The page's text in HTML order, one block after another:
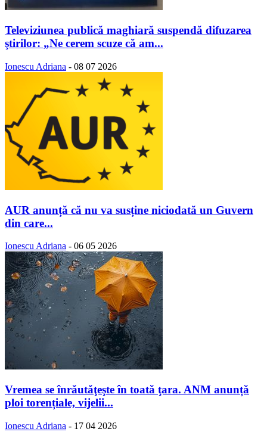
Televiziunea publică maghiară suspendă difuzarea
ştirilor: „Ne cerem scuze că am...
Ionescu Adriana - 08 07 2026
AUR anunță că nu va susține niciodată un Guvern
din care...
Ionescu Adriana - 06 05 2026
Vremea se înrăutăţeşte în toată ţara. ANM anunță
ploi torențiale, vijelii...
Ionescu Adriana - 17 04 2026